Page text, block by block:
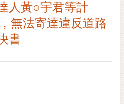
人黃○宇君等計
無法寄達違反道路
書